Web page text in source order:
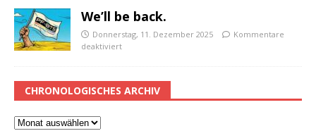
We’ll be back.
Donnerstag, 11. Dezember 2025
Kommentare
deaktiviert
CHRONOLOGISCHES ARCHIV